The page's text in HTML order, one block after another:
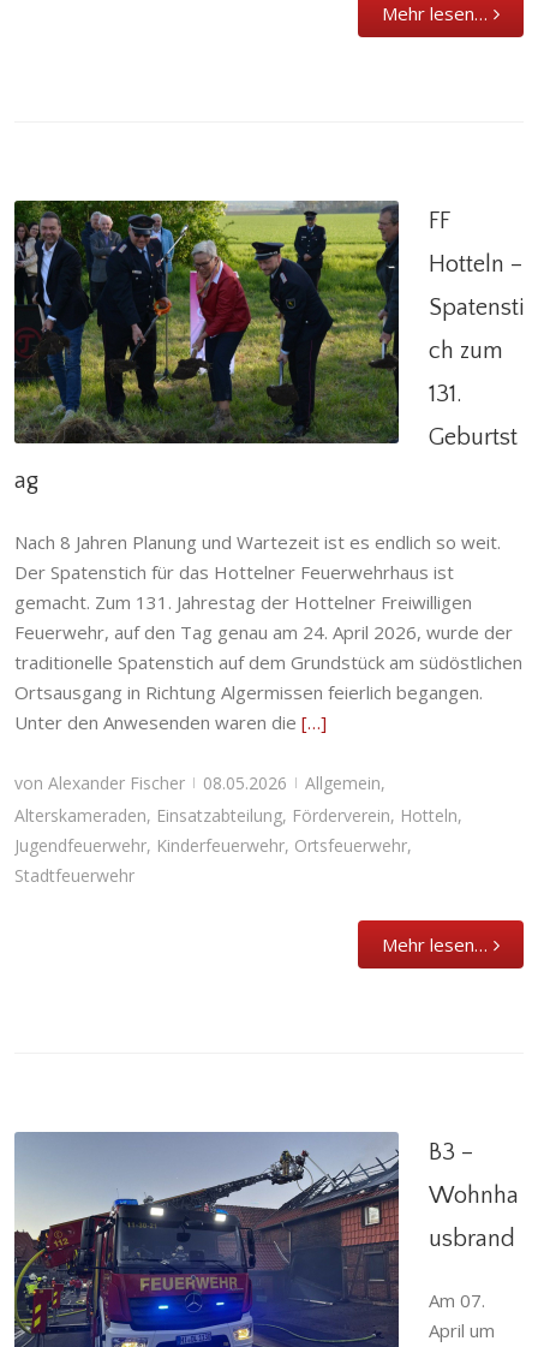
Mehr lesen…
FF Hotteln – Spatenstich zum 131. Geburtstag
Allgemein,Alterskameraden,Einsatzabteilung,
Förderverein,Hotteln Jugendfeuerwehr,
Kinderfeuerwehr,Ortsfeuerwehr,Stadtfeuerwehr
FF
Hotteln –
Spatensti
ch zum
131.
Geburtst
ag
Nach 8 Jahren Planung und Wartezeit ist es endlich so weit.
Der Spatenstich für das Hottelner Feuerwehrhaus ist
gemacht. Zum 131. Jahrestag der Hottelner Freiwilligen
Feuerwehr, auf den Tag genau am 24. April 2026, wurde der
traditionelle Spatenstich auf dem Grundstück am südöstlichen
Ortsausgang in Richtung Algermissen feierlich begangen.
Unter den Anwesenden waren die […]
von Alexander Fischer | 08.05.2026 | Allgemein,
Alterskameraden, Einsatzabteilung, Förderverein, Hotteln,
Jugendfeuerwehr, Kinderfeuerwehr, Ortsfeuerwehr,
Stadtfeuerwehr
Mehr lesen…
B3 – Wohnhausbrand
Abteilung,Brandeinsatz,Einsatzabteilung,
Einsatzgeschehen ,Ortsfeuerwehr
Stadtfeuerwehr
B3 –
Wohnha
usbrand
Am 07.
April um